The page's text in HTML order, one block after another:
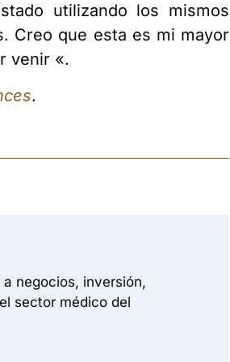
utilizando los mismos
Creo que esta es mi mayor
venir «.
.
negocios, inversión,
sector médico del